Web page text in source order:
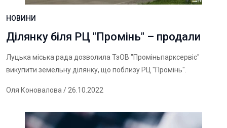
НОВИНИ
Ділянку біля РЦ "Промінь" – продали
Луцька міська рада дозволила ТзОВ "Проміньпарксервіс"
викупити земельну ділянку, що поблизу РЦ "Промінь".
Оля Коновалова / 26.10.2022